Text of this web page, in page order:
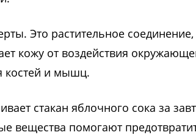
Это растительное соединение,
кожу от воздействия
костей и мышц.
стакан яблочного сока за
вещества помогают